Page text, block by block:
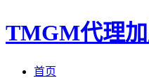
TMGM代理
首页